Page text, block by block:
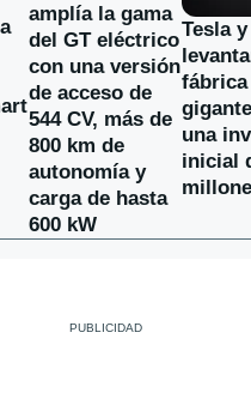
amplía la gama
del GT eléctrico
con una versión
de acceso de
544 CV, más de
800 km de
autonomía y
carga de hasta
600 kW
Tesla
una
inicial